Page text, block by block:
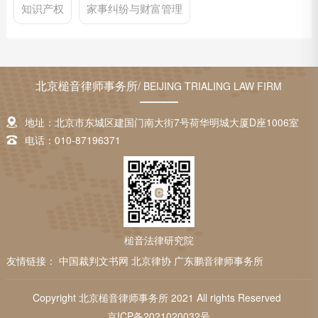
知识产权 家事纠纷与财富管理
北京槌音律师事务所/ BEIJING TRIALING LAW FIRM
地址：北京市东城区建国门南大街7号荷华明城大厦D座1006室
电话：010-87196371
槌音法律研究院
友情链接： 中国裁判文书网 北京律协 广东鹏音律师事务所
Copyright 北京槌音律师事务所 2021 All rights Reserved